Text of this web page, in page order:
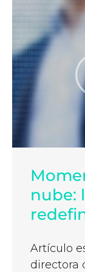
nube:
Artículo
directora